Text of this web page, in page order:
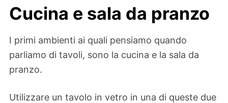
Cucina e sala da pranzo
I primi ambienti ai quali pensiamo quando
parliamo di tavoli, sono la cucina e la sala da
pranzo.
Utilizzare un tavolo in vetro in una di queste due